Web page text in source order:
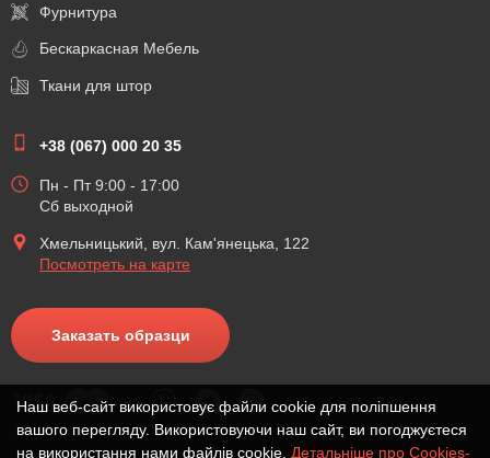
Фурнитура
Бескаркасная Мебель
Ткани для штор
+38 (067) 000 20 35
Пн - Пт 9:00 - 17:00
Сб выходной
Хмельницький, вул. Кам'янецька, 122
Посмотреть на карте
Заказать образци
Наш веб-сайт використовує файли cookie для поліпшення
вашого перегляду. Використовуючи наш сайт, ви погоджуєтеся
на використання нами файлів cookie. Детальніше про Cookies-